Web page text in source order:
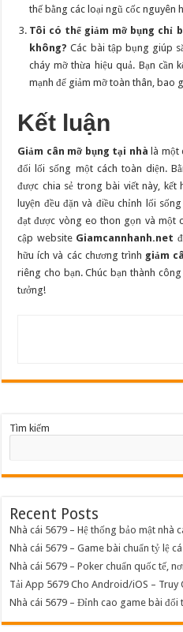
thế bằng các loại ngũ cốc nguyên
Tôi có thể giảm mỡ bụng chỉ
không? Các bài tập bụng giúp
cháy mỡ thừa hiệu quả. Bạn cần
mạnh để giảm mỡ toàn thân, bao
Kết luận
Giảm cân mỡ bụng tại nhà là
đổi lối sống một cách toàn diện.
được chia sẻ trong bài viết này, kết
luyện đều đặn và điều chỉnh lối
đạt được vòng eo thon gọn và một
cập website Giamcannhanh.net
hữu ích và các chương trình giảm
riêng cho bạn. Chúc bạn thành
tưởng!
Tìm kiếm
Recent Posts
Nhà cái 5679 – Hệ thống bảo mật nhà
Nhà cái 5679 – Game bài chuẩn tỷ lệ
Nhà cái 5679 – Poker chuẩn quốc tế,
Tải App 5679 Cho Android/iOS – Truy
Nhà cái 5679 – Đỉnh cao game bài đổi